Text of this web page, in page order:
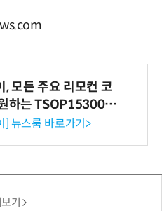
, 모든 주요 리모컨 코
하는 TSOP15300 시
수신기 출시
] 뉴스룸 바로가기>
기